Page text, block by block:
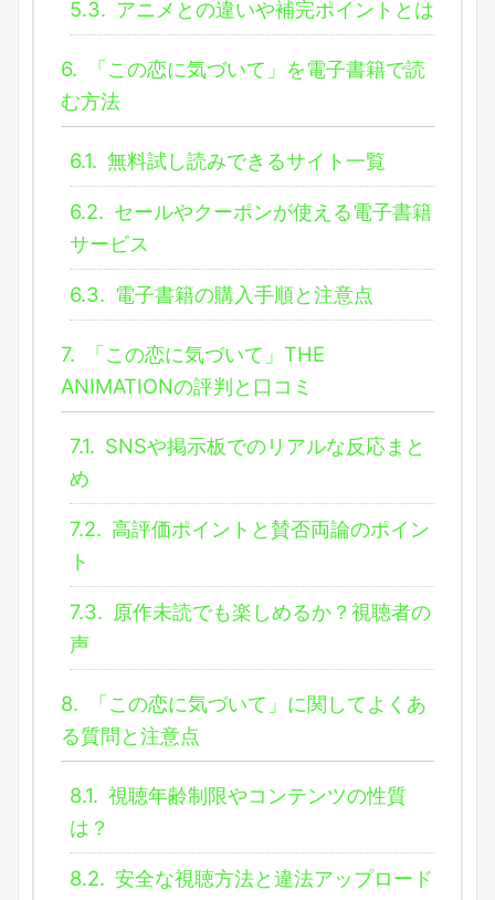
5.3. アニメとの違いや補完ポイントとは
6.
「この恋に気づいて」を電子書籍で読
む方法
6.1. 無料試し読みできるサイト一覧
6.2. セールやクーポンが使える電子書籍
サービス
6.3. 電子書籍の購入手順と注意点
7.
「この恋に気づいて」THE
ANIMATIONの評判と口コミ
7.1. SNSや掲示板でのリアルな反応まと
め
7.2. 高評価ポイントと賛否両論のポイン
ト
7.3. 原作未読でも楽しめるか？視聴者の
声
8.
「この恋に気づいて」に関してよくあ
る質問と注意点
8.1. 視聴年齢制限やコンテンツの性質
は？
8.2. 安全な視聴方法と違法アップロード